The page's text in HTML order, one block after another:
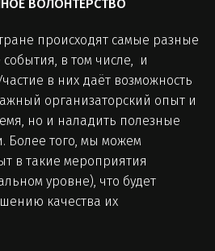
ВОЛОНТЕРСТВО
происходят самые разные
в том числе, и
в них даёт возможность
организаторский опыт и
но и наладить полезные
Более того, мы можем
в такие мероприятия
уровне), что будет
качества их